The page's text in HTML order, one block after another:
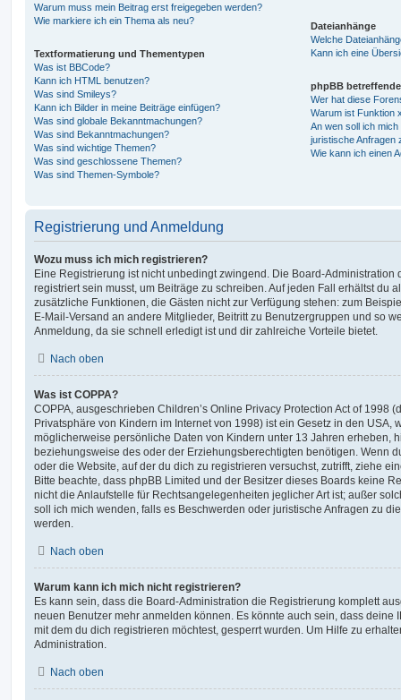
Warum muss mein Beitrag erst freigegeben werden?
Wie markiere ich ein Thema als neu?
Textformatierung und Thementypen
Was ist BBCode?
Kann ich HTML benutzen?
Was sind Smileys?
Kann ich Bilder in meine Beiträge einfügen?
Was sind globale Bekanntmachungen?
Was sind Bekanntmachungen?
Was sind wichtige Themen?
Was sind geschlossene Themen?
Was sind Themen-Symbole?
Dateianhänge
Welche
Kann ich eine
phpBB
Wer hat diese
Warum ist Funktion
An wen soll ich
juristische Anfragen
Wie kann ich einen
Registrierung und Anmeldung
Wozu muss ich mich registrieren?
Eine Registrierung ist nicht unbedingt zwingend. Die Board-Administration
registriert sein musst, um Beiträge zu schreiben. Auf jeden Fall erhältst du
zusätzliche Funktionen, die Gästen nicht zur Verfügung stehen: zum
E-Mail-Versand an andere Mitglieder, Beitritt zu Benutzergruppen und so
Anmeldung, da sie schnell erledigt ist und dir zahlreiche Vorteile bietet.
Nach oben
Was ist COPPA?
COPPA, ausgeschrieben Children’s Online Privacy Protection Act of 1998
Privatsphäre von Kindern im Internet von 1998) ist ein Gesetz in den USA,
möglicherweise persönliche Daten von Kindern unter 13 Jahren erheben,
beziehungsweise des oder der Erziehungsberechtigten benötigen. Wenn
oder die Website, auf der du dich zu registrieren versuchst, zutrifft, ziehe
Bitte beachte, dass phpBB Limited und der Besitzer dieses Boards keine
nicht die Anlaufstelle für Rechtsangelegenheiten jeglicher Art ist; außer
soll ich mich wenden, falls es Beschwerden oder juristische Anfragen zu
werden.
Nach oben
Warum kann ich mich nicht registrieren?
Es kann sein, dass die Board-Administration die Registrierung komplett
neuen Benutzer mehr anmelden können. Es könnte auch sein, dass deine
mit dem du dich registrieren möchtest, gesperrt wurden. Um Hilfe zu
Administration.
Nach oben